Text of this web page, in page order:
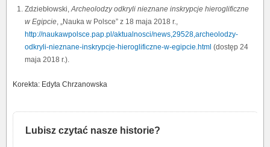
Zdziebłowski,Archeolodzy odkryli nieznane inskrypcje hieroglificzne
w Egipcie, „Nauka w Polsce” z 18 maja 2018 r.,
http://naukawpolsce.pap.pl/aktualnosci/news,29528,archeolodzy-
odkryli-nieznane-inskrypcje-hieroglificzne-w-egipcie.html (dostęp 24
maja 2018 r.).
Korekta: Edyta Chrzanowska
Lubisz czytać nasze historie?